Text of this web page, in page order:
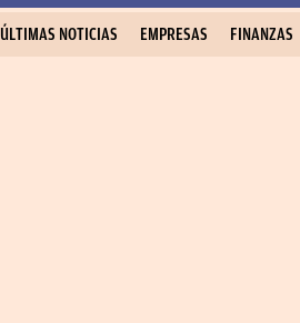
ÚLTIMAS NOTICIAS EMPRESAS FINANZAS